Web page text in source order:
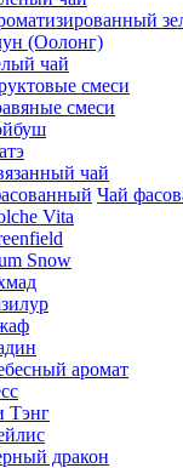
(Оолонг)
чай
смеси
смеси
чай
Чай
Vita
Snow
аромат
Тэнг
дракон